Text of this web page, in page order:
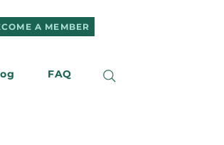
A MEMBER
FAQ